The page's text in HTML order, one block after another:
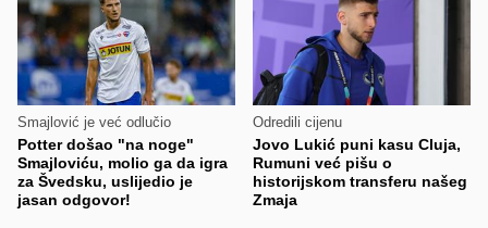
Smajlović je već odlučio
Potter došao "na noge"
Smajloviću, molio ga da igra
za Švedsku, uslijedio je
jasan odgovor!
Odredili cijenu
Jovo Lukić puni kasu Cluja,
Rumuni već pišu o
historijskom transferu našeg
Zmaja